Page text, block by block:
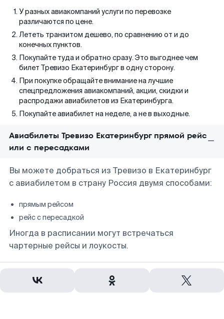
У разных авиакомпаний услуги по перевозке
различаются по цене.
Лететь транзитом дешево, по сравнению от и до
конечных пунктов.
Покупайте туда и обратно сразу. Это выгоднее чем
билет Тревизо Екатеринбург в одну сторону.
При покупке обращайте внимание на лучшие
спецпредложения авиакомпаний, акции, скидки и
распродажи авиабилетов из Екатеринбурга.
Покупайте авиабилет на неделе, а не в выходные.
Авиабилеты Тревизо Екатеринбург прямой рейс
или с пересадками
Вы можете добраться из Тревизо в Екатеринбург
с авиабилетом в страну Россия двумя способами:
прямым рейсом
рейс с пересадкой
Иногда в расписании могут встречаться
чартерные рейсы и лоукосты.